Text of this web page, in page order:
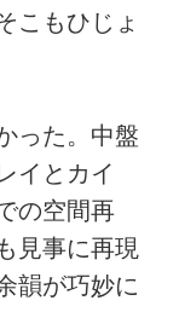
こもひじょ
った。中盤
イとカイ
の空間再
見事に再現
韻が巧妙に